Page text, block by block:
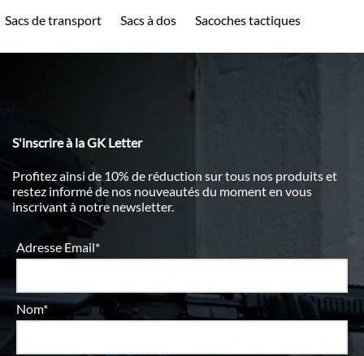
Sacs de transport Sacs à dos Sacoches tactiques
S'inscrire à la GK Letter
Profitez ainsi de 10% de réduction sur tous nos produits et
restez informé de nos nouveautés du moment en vous
inscrivant à notre newsletter.
Adresse Email*
Nom*